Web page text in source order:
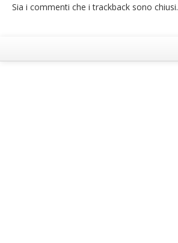
Sia i commenti che i trackback sono chiusi.